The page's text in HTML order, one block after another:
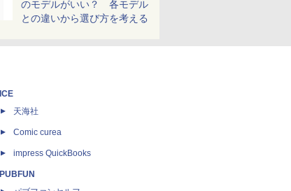
のモデルがいい？ 各モデル
との違いから選び方を考える
ICE
天海社
Comic curea
impress QuickBooks
PUBFUN